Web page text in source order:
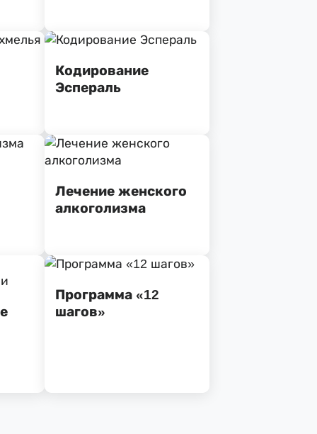
Кодирование
Эспераль
Лечение женского
алкоголизма
Программа «12
шагов»